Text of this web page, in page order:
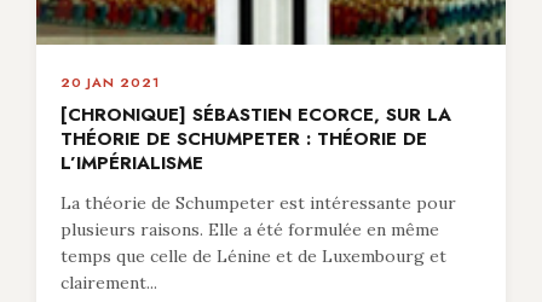
20 JAN 2021
[CHRONIQUE] SÉBASTIEN ECORCE, SUR LA
THÉORIE DE SCHUMPETER : THÉORIE DE
L’IMPÉRIALISME
La théorie de Schumpeter est intéressante pour
plusieurs raisons. Elle a été formulée en même
temps que celle de Lénine et de Luxembourg et
clairement...